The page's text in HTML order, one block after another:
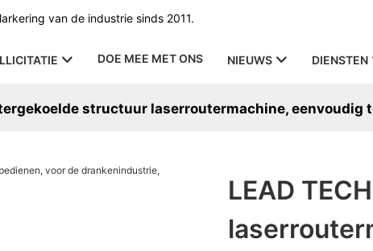
van de industrie sinds 2011.
DOE MEE MET ONS NIEUWS DIENSTEN
structuur laserroutermachine,
LEAD